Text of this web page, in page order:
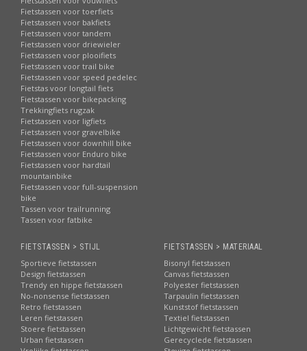
Fietstassen voor toerfiets
Fietstassen voor bakfiets
Fietstassen voor tandem
Fietstassen voor driewieler
Fietstassen voor plooifiets
Fietstassen voor trail bike
Fietstassen voor speed pedelec
Fietstas voor longtail fiets
Fietstassen voor bikepacking
Trekkingfiets rugzak
Fietstassen voor ligfiets
Fietstassen voor gravelbike
Fietstassen voor downhill bike
Fietstassen voor Enduro bike
Fietstassen voor hardtail
mountainbike
Fietstassen voor full-suspension
bike
Tassen voor trailrunning
Tassen voor fatbike
FIETSTASSEN > STIJL
Sportieve fietstassen
Design fietstassen
Trendy en hippe fietstassen
No-nonsense fietstassen
Retro fietstassen
Leren fietstassen
Stoere fietstassen
Urban fietstassen
FIETSTASSEN > MATERIAAL
Bisonyl fietstassen
Canvas fietstassen
Polyester fietstassen
Tarpaulin fietstassen
Kunststof fietstassen
Textiel fietstassen
Lichtgewicht fietstassen
Gerecyclede fietstassen